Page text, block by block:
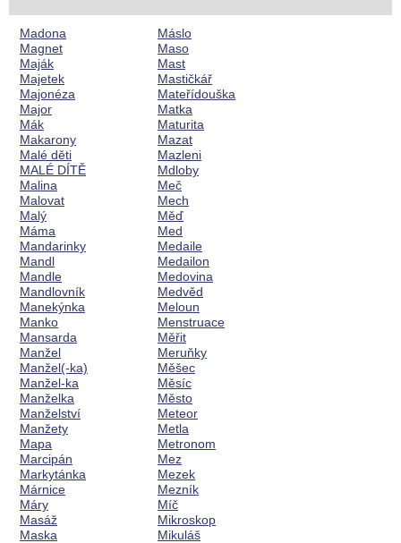
Madona
Magnet
Maják
Majetek
Majonéza
Major
Mák
Makarony
Malé děti
MALÉ DÍTĚ
Malina
Malovat
Malý
Máma
Mandarinky
Mandl
Mandle
Mandlovník
Manekýnka
Manko
Mansarda
Manžel
Manžel(-ka)
Manžel-ka
Manželka
Manželství
Manžety
Mapa
Marcipán
Markytánka
Márnice
Máry
Masáž
Maska
Máslo
Maso
Mast
Mastičkář
Mateřídouška
Matka
Maturita
Mazat
Mazleni
Mdloby
Meč
Mech
Měď
Med
Medaile
Medailon
Medovina
Medvěd
Meloun
Menstruace
Měřit
Meruňky
Měšec
Měsíc
Město
Meteor
Metla
Metronom
Mez
Mezek
Mezník
Míč
Mikroskop
Mikuláš